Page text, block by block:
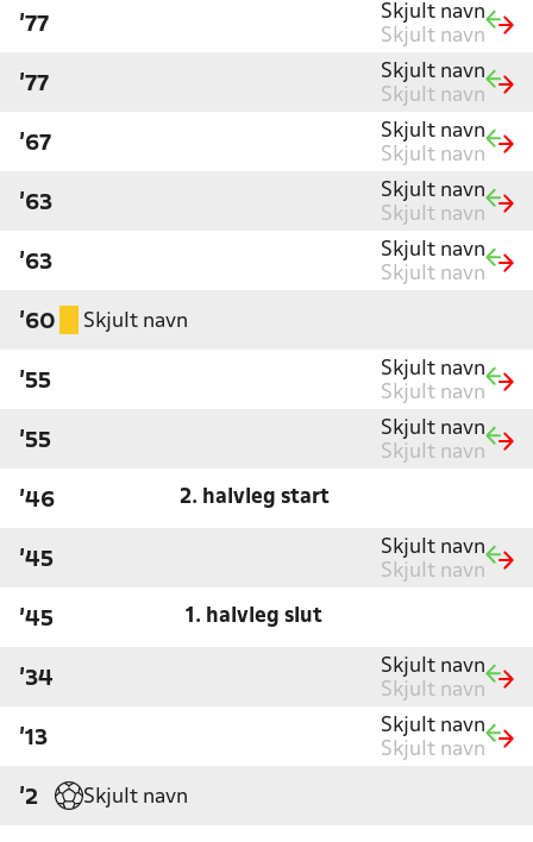
'77
Skjult navn
Skjult navn
'77
Skjult navn
Skjult navn
'67
Skjult navn
Skjult navn
'63
Skjult navn
Skjult navn
'63
Skjult navn
Skjult navn
'60 Skjult navn
'55
Skjult navn
Skjult navn
'55
Skjult navn
Skjult navn
'46 2. halvleg start
'45
Skjult navn
Skjult navn
'45 1. halvleg slut
'34
Skjult navn
Skjult navn
'13
Skjult navn
Skjult navn
'2 Skjult navn